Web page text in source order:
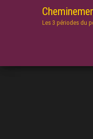
Les 3 périodes du